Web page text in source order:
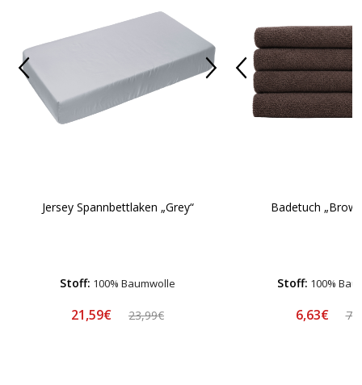
Jersey Spannbettlaken „Grey“
Stoff: 100% Baumwolle
21,59€ 23,99€
Badetuch
Stoff: 100%
6,63€